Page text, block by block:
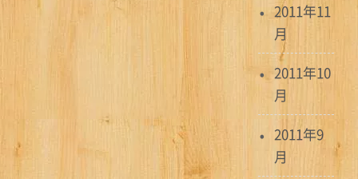
2011年11
月
2011年10
月
2011年9
月